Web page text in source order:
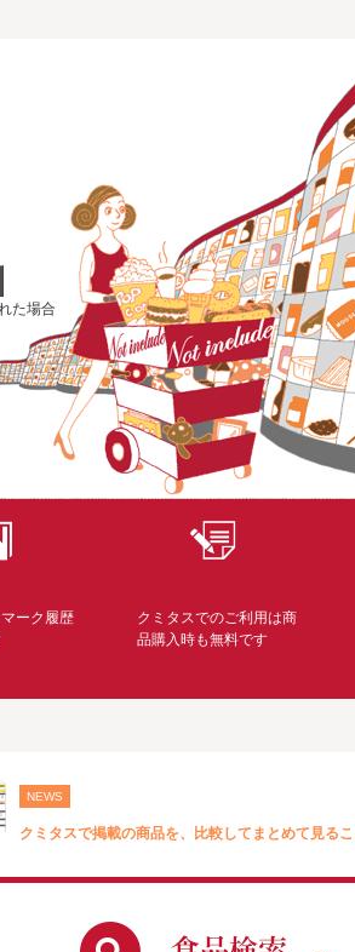
た場合
ーク履歴
クミタスでのご利用は商
品購入時も無料です
NEWS
クミタスで掲載の商品を、比較してまとめて見る